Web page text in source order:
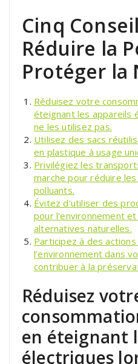
Cinq
Réduire la
Protéger la
Réduisez votre
éteignant les appareils
ne les utilisez pas.
Utilisez des sacs
en plastique à usage
Privilégiez les
marche pour réduire
polluants.
Évitez d’utiliser des
pour l’environnement
alternatives naturelles.
Participez à des
l’environnement dans
contribuer à la
Réduisez
en éteignant
électriques